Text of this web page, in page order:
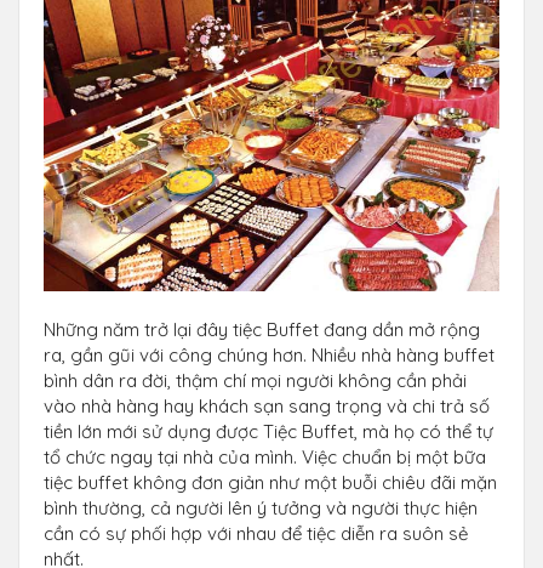
Những năm trở lại đây tiệc Buffet đang dần mở rộng
ra, gần gũi với công chúng hơn. Nhiều nhà hàng buffet
bình dân ra đời, thậm chí mọi người không cần phải
vào nhà hàng hay khách sạn sang trọng và chi trả số
tiền lớn mới sử dụng được Tiệc Buffet, mà họ có thể tự
tổ chức ngay tại nhà của mình. Việc chuẩn bị một bữa
tiệc buffet không đơn giản như một buỗi chiêu đãi mặn
bình thường, cả người lên ý tưởng và người thực hiện
cần có sự phối hợp với nhau để tiệc diễn ra suôn sẻ
nhất.